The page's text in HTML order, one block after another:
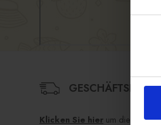
Klicken Sie hier um die